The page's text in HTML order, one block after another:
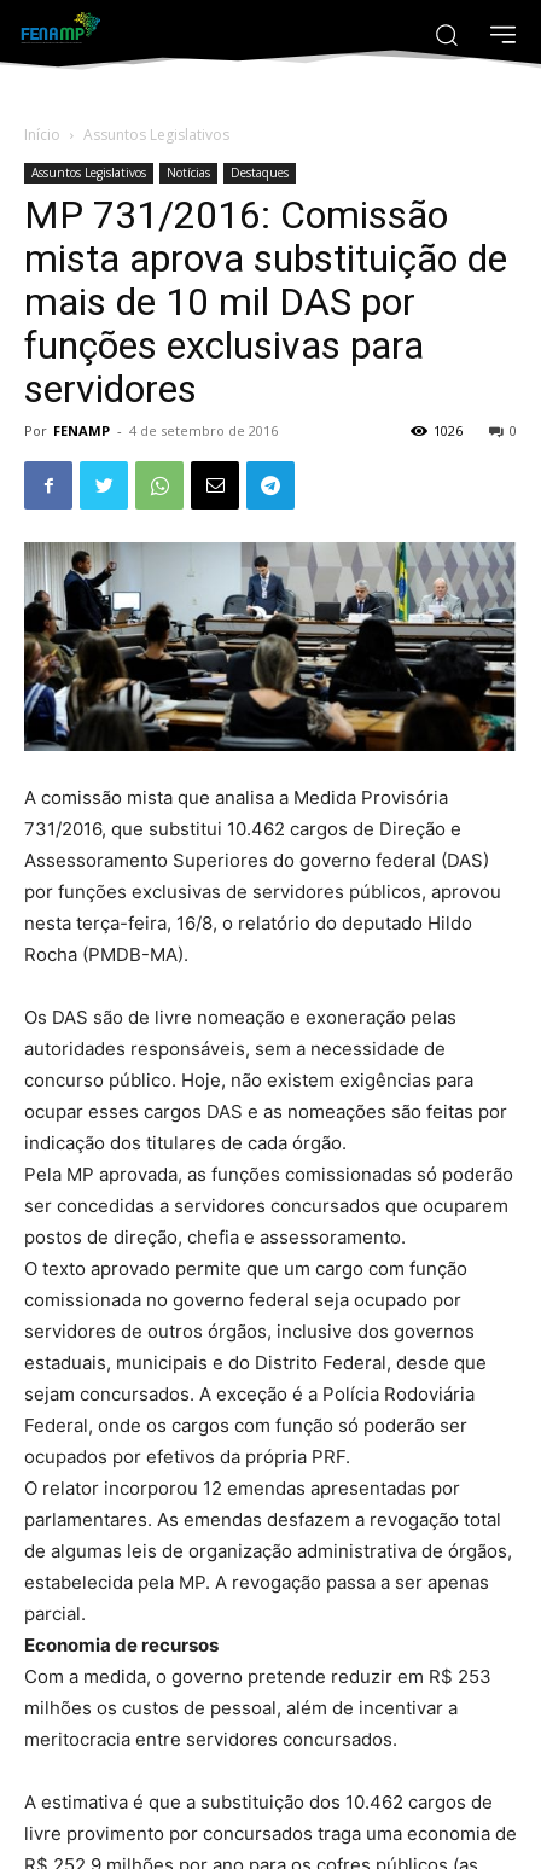
Início Assuntos Legislativos
Assuntos Legislativos Notícias Destaques
MP 731/2016: Comissão
mista aprova substituição de
mais de 10 mil DAS por
funções exclusivas para
servidores
Por FENAMP - 4 de setembro de 2016 0
1026
A comissão mista que analisa a Medida Provisória
731/2016, que substitui 10.462 cargos de Direção e
Assessoramento Superiores do governo federal (DAS)
por funções exclusivas de servidores públicos, aprovou
nesta terça-feira, 16/8, o relatório do deputado Hildo
Rocha (PMDB-MA).
Os DAS são de livre nomeação e exoneração pelas
autoridades responsáveis, sem a necessidade de
concurso público. Hoje, não existem exigências para
ocupar esses cargos DAS e as nomeações são feitas por
indicação dos titulares de cada órgão.
Pela MP aprovada, as funções comissionadas só poderão
ser concedidas a servidores concursados que ocuparem
postos de direção, chefia e assessoramento.
O texto aprovado permite que um cargo com função
comissionada no governo federal seja ocupado por
servidores de outros órgãos, inclusive dos governos
estaduais, municipais e do Distrito Federal, desde que
sejam concursados. A exceção é a Polícia Rodoviária
Federal, onde os cargos com função só poderão ser
ocupados por efetivos da própria PRF.
O relator incorporou 12 emendas apresentadas por
parlamentares. As emendas desfazem a revogação total
de algumas leis de organização administrativa de órgãos,
estabelecida pela MP. A revogação passa a ser apenas
parcial.
Economia de recursos
Com a medida, o governo pretende reduzir em R$ 253
milhões os custos de pessoal, além de incentivar a
meritocracia entre servidores concursados.
A estimativa é que a substituição dos 10.462 cargos de
livre provimento por concursados traga uma economia de